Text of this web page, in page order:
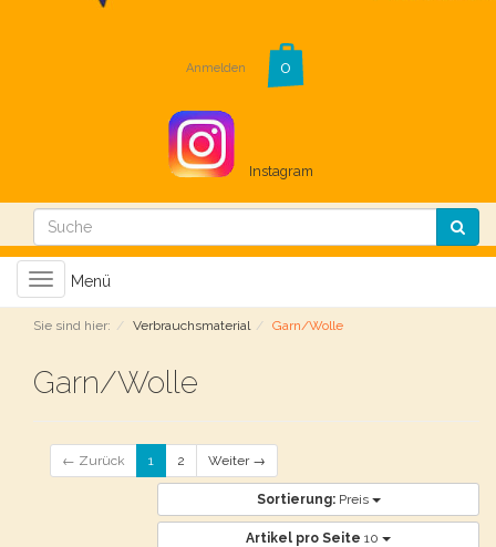
Anmelden
Instagram
Toggle
navigation
Menü
Sie sind hier: Verbrauchsmaterial Garn/Wolle
Garn/Wolle
← Zurück 1 2 Weiter →
Sortierung: Preis
Artikel pro Seite 10